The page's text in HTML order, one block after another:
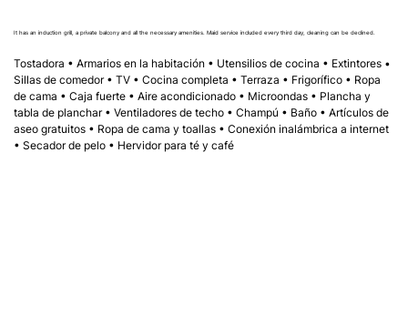
It has an induction grill, a private balcony and all the necessary amenities. Maid service included every third day, cleaning can be declined.
Tostadora • Armarios en la habitación • Utensilios de cocina • Extintores •
Sillas de comedor • TV • Cocina completa • Terraza • Frigorífico • Ropa
de cama • Caja fuerte • Aire acondicionado • Microondas • Plancha y
tabla de planchar • Ventiladores de techo • Champú • Baño • Artículos de
aseo gratuitos • Ropa de cama y toallas • Conexión inalámbrica a internet
• Secador de pelo • Hervidor para té y café